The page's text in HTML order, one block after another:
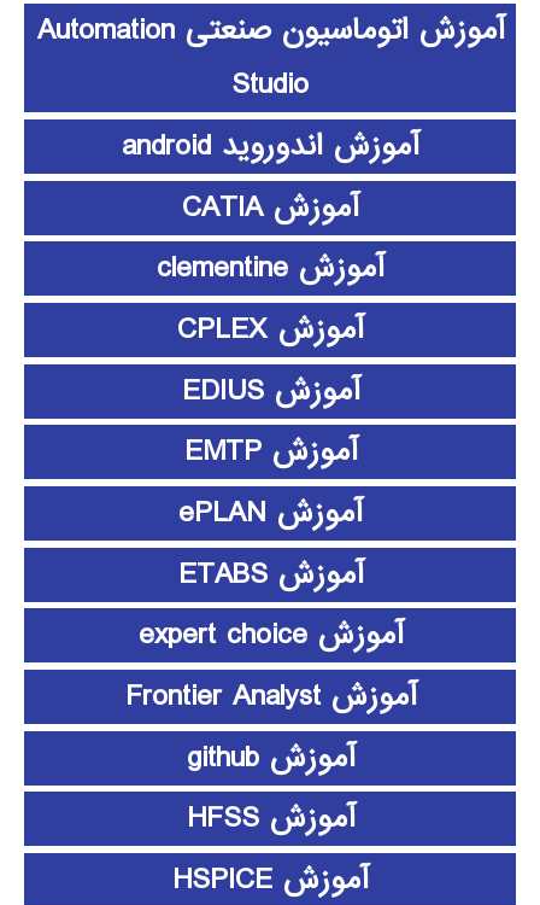
آموزش اتوماسیون صنعتی Automation
Studio
آموزش اندوروید android
آموزش CATIA
آموزش clementine
آموزش CPLEX
آموزش EDIUS
آموزش EMTP
آموزش ePLAN
آموزش ETABS
آموزش expert choice
آموزش Frontier Analyst
آموزش github
آموزش HFSS
آموزش HSPICE